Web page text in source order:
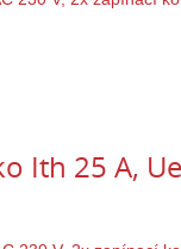
Ith 25 A,